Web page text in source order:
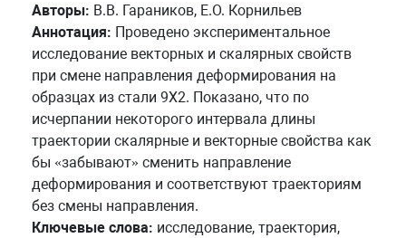
Авторы: В.В. Гараников, Е.О. Корнильев
Аннотация: Проведено экспериментальное
исследование векторных и скалярных свойств
при смене направления деформирования на
образцах из стали 9Х2. Показано, что по
исчерпании некоторого интервала длины
траектории скалярные и векторные свойства как
бы «забывают» сменить направление
деформирования и соответствуют траекториям
без смены направления.
Ключевые слова: исследование, траектория,